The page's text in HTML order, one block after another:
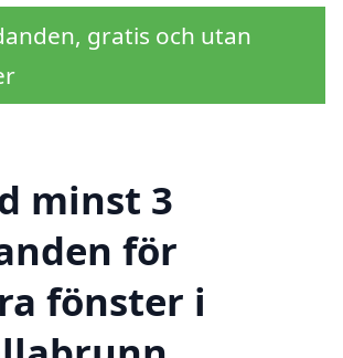
gratis och utan
minst 3
för
fönster i